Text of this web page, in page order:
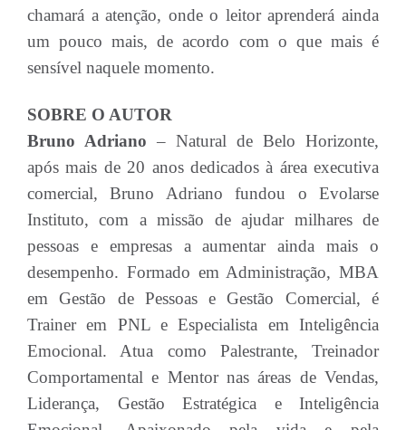
chamará a atenção, onde o leitor aprenderá ainda
um pouco mais, de acordo com o que mais é
sensível naquele momento.
SOBRE O AUTOR
Bruno Adriano – Natural de Belo Horizonte,
após mais de 20 anos dedicados à área executiva
comercial, Bruno Adriano fundou o Evolarse
Instituto, com a missão de ajudar milhares de
pessoas e empresas a aumentar ainda mais o
desempenho. Formado em Administração, MBA
em Gestão de Pessoas e Gestão Comercial, é
Trainer em PNL e Especialista em Inteligência
Emocional. Atua como Palestrante, Treinador
Comportamental e Mentor nas áreas de Vendas,
Liderança, Gestão Estratégica e Inteligência